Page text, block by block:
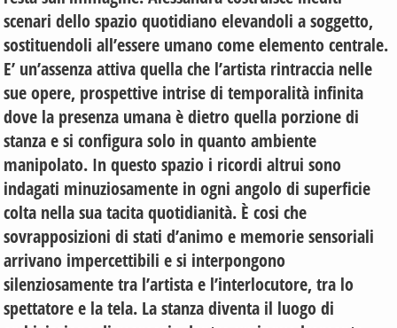
scenari dello spazio quotidiano elevandoli a soggetto,
sostituendoli all’essere umano come elemento centrale.
E’ un’assenza attiva quella che l’artista rintraccia nelle
sue opere, prospettive intrise di temporalità infinita
dove la presenza umana è dietro quella porzione di
stanza e si configura solo in quanto ambiente
manipolato. In questo spazio i ricordi altrui sono
indagati minuziosamente in ogni angolo di superficie
colta nella sua tacita quotidianità. È cosi che
sovrapposizioni di stati d’animo e memorie sensoriali
arrivano impercettibili e si interpongono
silenziosamente tra l’artista e l’interlocutore, tra lo
spettatore e la tela. La stanza diventa il luogo di